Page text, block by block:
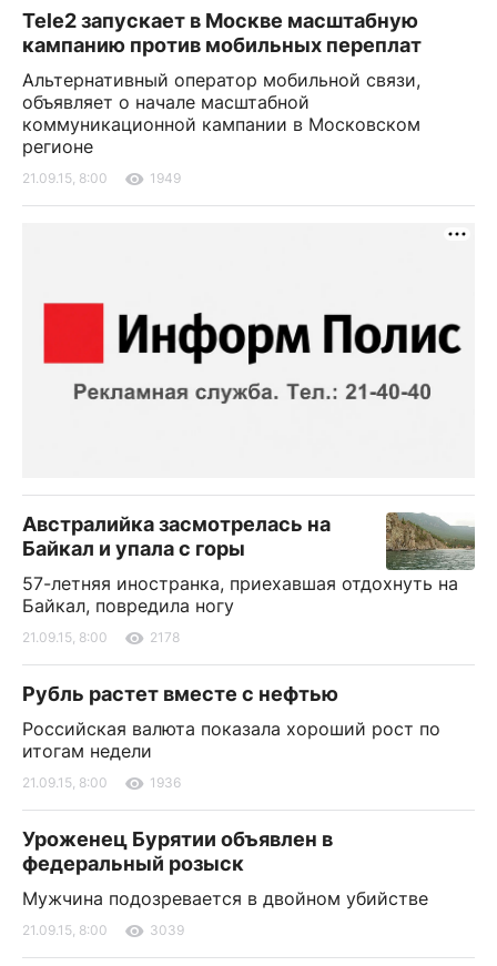
Tele2 запускает в Москве масштабную
кампанию против мобильных переплат
Альтернативный оператор мобильной связи,
объявляет о начале масштабной
коммуникационной кампании в Московском
регионе
21.09.15, 8:00 1949
Австралийка засмотрелась на
Байкал и упала с горы
57-летняя иностранка, приехавшая отдохнуть на
Байкал, повредила ногу
21.09.15, 8:00 2178
Рубль растет вместе с нефтью
Российская валюта показала хороший рост по
итогам недели
21.09.15, 8:00 1936
Уроженец Бурятии объявлен в
федеральный розыск
Мужчина подозревается в двойном убийстве
21.09.15, 8:00 3039